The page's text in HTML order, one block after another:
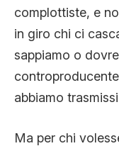
complottiste, e
in giro chi ci
sappiamo o
abbiamo
Ma per chi